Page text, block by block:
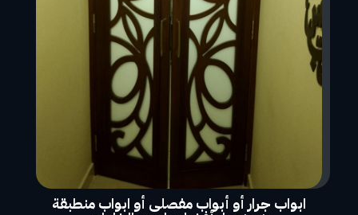
ابواب جرار أو أبواب مفصلى أو ابواب منطبقة